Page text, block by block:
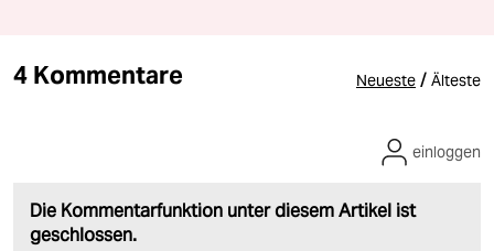
4 Kommentare Neueste / Älteste
Die Kommentarfunktion unter diesem Artikel ist
geschlossen.
einloggen